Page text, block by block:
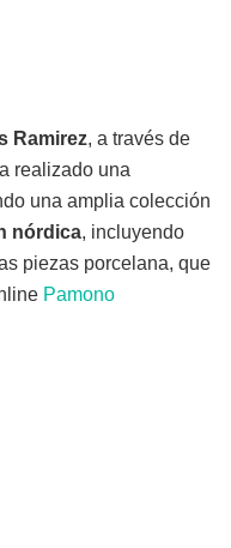
Ramirez, a través de
realizado una
una amplia colección
nórdica, incluyendo
piezas porcelana, que
Pamono